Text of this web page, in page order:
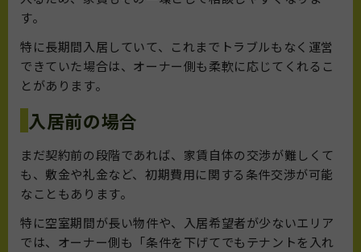
す。
特に長期間入居していて、これまでトラブルもなく運営
できていた場合は、オーナー側も柔軟に応じてくれるこ
とがあります。
入居前の場合
まだ契約前の段階であれば、家賃自体の交渉が難しくて
も、敷金や礼金など、初期費用に関する条件交渉が可能
なこともあります。
特に空室期間が長い物件や、入居希望者が少ないエリア
では、オーナー側も「条件を下げてでもテナントを入れ